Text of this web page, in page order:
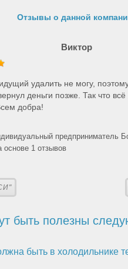
Отзывы о данной
Виктор
удалить не могу,
деньги позже. Так что
добра!
предприниматель
основе 1 отзывов
быть полезны
быть в холодильнике